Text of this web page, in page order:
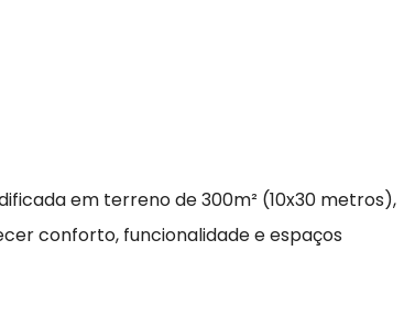
em terreno de 300m² (10x30 metros),
conforto, funcionalidade e espaços